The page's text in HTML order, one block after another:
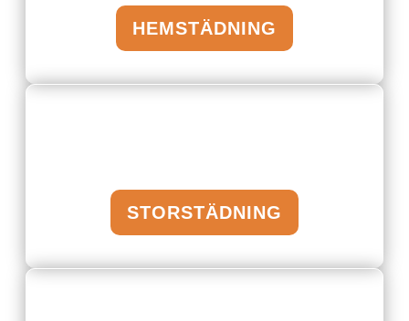
HEMSTÄDNING
STORSTÄDNING